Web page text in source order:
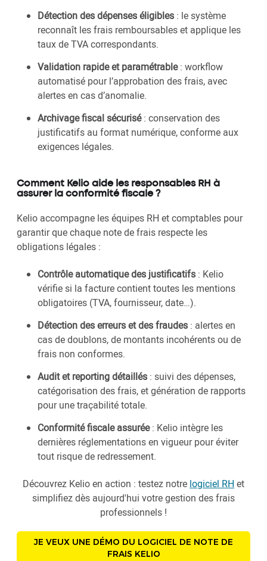
Détection des dépenses éligibles : le système
reconnaît les frais remboursables et applique les
taux de TVA correspondants.
Validation rapide et paramétrable: workflow
automatisé pour l’approbation des frais, avec
alertes en cas d’anomalie.
Archivage fiscal sécurisé: conservation des
justificatifs au format numérique, conforme aux
exigences légales.
Comment Kelio aide les responsables RH à
assurer la conformité fiscale ?
Kelio accompagne les équipes RH et comptables pour
garantir que chaque note de frais respecte les
obligations légales :
Contrôle automatique des justificatifs : Kelio
vérifie si la facture contient toutes les mentions
obligatoires (TVA, fournisseur, date…).
Détection des erreurs et des fraudes : alertes en
cas de doublons, de montants incohérents ou de
frais non conformes.
Audit et reporting détaillés : suivi des dépenses,
catégorisation des frais, et génération de rapports
pour une traçabilité totale.
Conformité fiscale assurée: Kelio intègre les
dernières réglementations en vigueur pour éviter
tout risque de redressement.
Découvrez Kelio en action : testez notre logiciel RH et
simplifiez dès aujourd'hui votre gestion des frais
professionnels !
JE VEUX UNE DÉMO DU LOGICIEL DE NOTE DE
FRAIS KELIO